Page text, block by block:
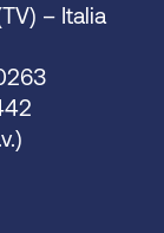
– Italia